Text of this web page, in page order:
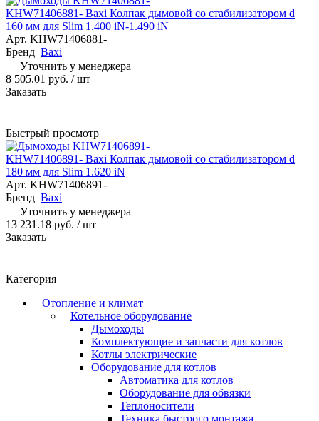
KHW71406881- Baxi Колпак дымовой со стабилизатором d
160 мм для Slim 1.400 iN-1.490 iN
Арт. KHW71406881-
Бренд Baxi
Уточнить у менеджера
8 505.01 руб. / шт
Заказать
Быстрый просмотр
KHW71406891- Baxi Колпак дымовой со стабилизатором d
180 мм для Slim 1.620 iN
Арт. KHW71406891-
Бренд Baxi
Уточнить у менеджера
13 231.18 руб. / шт
Заказать
Категория
Отопление и климат
Котельное оборудование
Дымоходы
Комплектующие и запчасти для котлов
Котлы электрические
Оборудование для котлов
Автоматика для котлов
Оборудование для обвязки
Теплоносители
Техника быстрого монтажа